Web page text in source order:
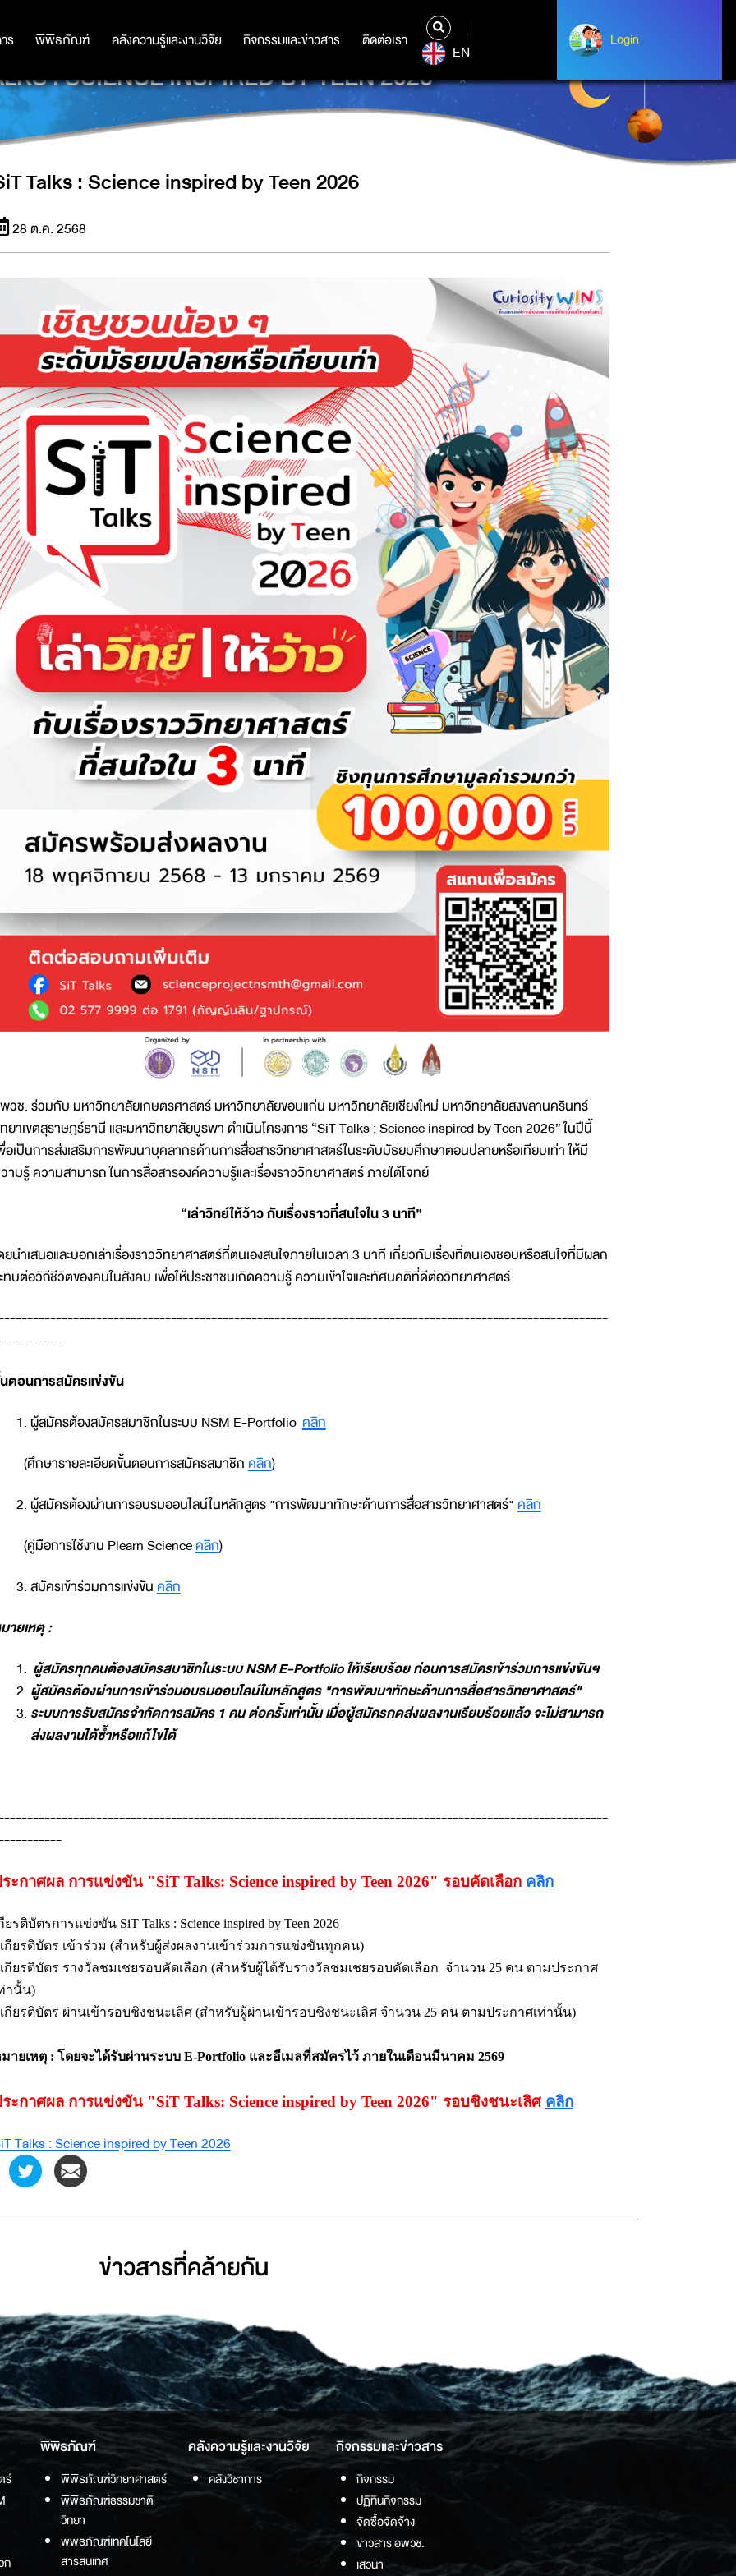
ร พิพิธภัณฑ์ คลังความรู้และงานวิจัย กิจกรรมและข่าวสาร ติดต่อเรา
ร พิพิธภัณฑ์ คลังความรู้และงานวิจัย กิจกรรมและข่าวสาร ติดต่อเรา
EN
Login
Login
: SCIENCE INSPIRED BY TEEN 2026
Talks : Science inspired by Teen 2026
28 ต.ค. 2568
วช. ร่วมกับ มหาวิทยาลัยเกษตรศาสตร์ มหาวิทยาลัยขอนแก่น มหาวิทยาลัยเชียงใหม่ มหาวิทยาลัยสงขลานครินทร์
ยาเขตสุราษฎร์ธานี และมหาวิทยาลัยบูรพา ดำเนินโครงการ “SiT Talks : Science inspired by Teen 2026” ในปีนี้
อเป็นการส่งเสริมการพัฒนาบุคลากรด้านการสื่อสารวิทยาศาสตร์ในระดับมัธยมศึกษาตอนปลายหรือเทียบเท่า ให้มี
ามรู้ ความสามารถ ในการสื่อสารองค์ความรู้และเรื่องราววิทยาศาสตร์ ภายใต้โจทย์
“เล่าวิทย์ให้ว้าว กับเรื่องราวที่สนใจใน 3 นาที”
ยนำเสนอและบอกเล่าเรื่องราววิทยาศาสตร์ที่ตนเองสนใจภายในเวลา 3 นาที เกี่ยวกับเรื่องที่ตนเองชอบหรือสนใจที่มีผลก
ทบต่อวิถีชีวิตของคนในสังคม เพื่อให้ประชาชนเกิดความรู้ ความเข้าใจและทัศนคติที่ดีต่อวิทยาศาสตร์
ตอนการสมัครแข่งขัน
ผู้สมัครต้องสมัครสมาชิกในระบบ NSM E-Portfolio คลิก
(ศึกษารายละเอียดขั้นตอนการสมัครสมาชิก คลิก)
ผู้สมัครต้องผ่านการอบรมออนไลน์ในหลักสูตร "การพัฒนาทักษะด้านการสื่อสารวิทยาศาสตร์" คลิก
(คู่มือการใช้งาน Plearn Scienceคลิก)
สมัครเข้าร่วมการแข่งขัน คลิก
ายเหตุ:
ผู้สมัครทุกคนต้องสมัครสมาชิกในระบบNSM E-Portfolioให้เรียบร้อย ก่อนการสมัครเข้าร่วมการแข่งขันฯ
ผู้สมัครต้องผ่านการเข้าร่วมอบรมออนไลน์ในหลักสูตร "การพัฒนาทักษะด้านการสื่อสารวิทยาศาสตร์"
ระบบการรับสมัครจำกัดการสมัคร 1 คน ต่อครั้งเท่านั้น เมื่อผู้สมัครกดส่งผลงานเรียบร้อยแล้ว จะไม่สามารถ
ส่งผลงานได้ซ้ำหรือแก้ไขได้
ะกาศผล การเเข่งขัน "SiT Talks: Science inspired by Teen 2026" รอบคัดเลือก คลิก
ยรติบัตรการแข่งขันSiT Talks : Science inspired by Teen 2026
กียรติบัตร เข้าร่วม (สำหรับผู้ส่งผลงานเข้าร่วมการแข่งขันทุกคน)
กียรติบัตร รางวัลชมเชยรอบคัดเลือก (สำหรับผู้ได้รับรางวัลชมเชยรอบคัดเลือก จำนวน 25 คน ตามประกาศ
านั้น)
กียรติบัตร ผ่านเข้ารอบชิงชนะเลิศ (สำหรับผู้ผ่านเข้ารอบชิงชนะเลิศ จำนวน 25 คน ตามประกาศเท่านั้น)
ายเหตุ : โดยจะได้รับผ่านระบบ E-Portfolio และอีเมลที่สมัครไว้ ภายในเดือนมีนาคม 2569
ะกาศผล การเเข่งขัน "SiT Talks: Science inspired by Teen 2026" รอบชิงชนะเลิศ คลิก
Talks : Science inspired by Teen 2026
ข่าวสารที่่คล้ายกัน
ร์
ก
พิพิธภัณฑ์
พิพิธภัณฑ์วิทยาศาสตร์
พิพิธภัณฑ์ธรรมชาติ
วิทยา
พิพิธภัณฑ์เทคโนโลยี
สารสนเทศ
คลังความรู้และงานวิจัย
คลังวิชาการ
กิจกรรมและข่าวสาร
กิจกรรม
ปฏิทินกิจกรรม
จัดซื้อจัดจ้าง
ข่าวสาร อพวช.
เสวนา